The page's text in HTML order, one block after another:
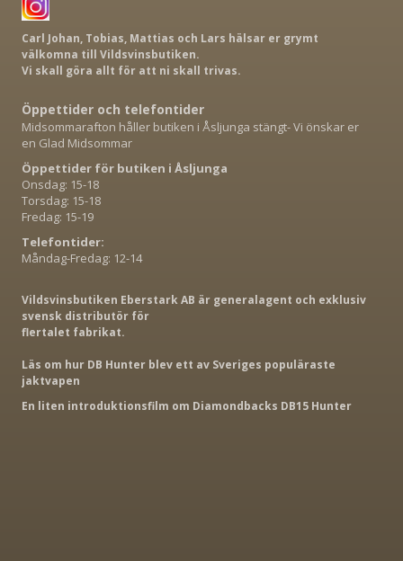
Carl Johan, Tobias, Mattias och Lars hälsar er grymt
välkomna till Vildsvinsbutiken.
Vi skall göra allt för att ni skall trivas.
Öppettider och telefontider
Midsommarafton håller butiken i Åsljunga stängt- Vi önskar er
en Glad Midsommar
Öppettider för butiken i Åsljunga
Onsdag: 15-18
Torsdag: 15-18
Fredag: 15-19
Telefontider:
Måndag-Fredag: 12-14
Vildsvinsbutiken Eberstark AB är generalagent och exklusiv
svensk distributör för
flertalet fabrikat.
Läs om hur DB Hunter blev ett av Sveriges populäraste
jaktvapen
En liten introduktionsfilm om Diamondbacks DB15 Hunter